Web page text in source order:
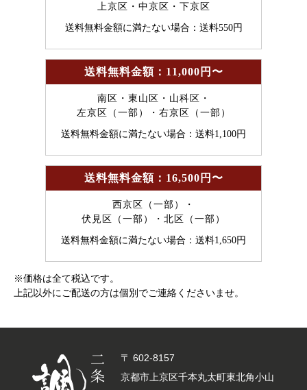
上京区・中京区・下京区
送料無料金額に満たない場合：送料550円
送料無料金額：11,000円〜
南区・東山区・山科区・
左京区（一部）・右京区（一部）
送料無料金額に満たない場合：送料1,100円
送料無料金額：16,500円〜
西京区（一部）・
伏見区（一部）・北区（一部）
送料無料金額に満たない場合：送料1,650円
※価格は全て税込です。
上記以外にご配送の方は個別でご連絡くださいませ。
〒 602-8157
京都市上京区千本丸太町東北角小山